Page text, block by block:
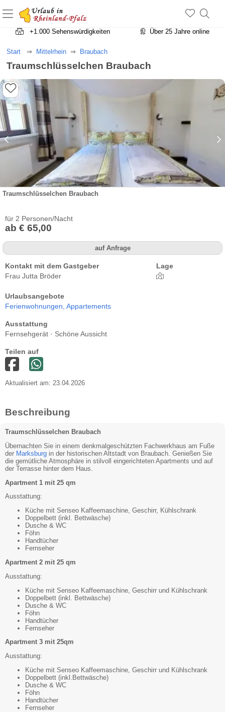
+1.500 Unterkünfte in Rheinland-Pfalz
+1.000 Sehenswürdigkeiten
Über 25 Jahre online
Start Mittelrhein Braubach
Traumschlüsselchen Braubach
Traumschlüsselchen Braubach
für 2 Personen/Nacht
ab € 65,00
auf Anfrage
Kontakt mit dem Gastgeber
Frau Jutta Bröder
Lage
Urlaubsangebote
Ferienwohnungen, Appartements
Ausstattung
Fernsehgerät · Schöne Aussicht
Teilen auf
Aktualisiert am: 23.04.2026
Beschreibung
Traumschlüsselchen Braubach
Übernachten Sie in einem denkmalgeschützten Fachwerkhaus am Fuße
der Marksburg in der historischen Altstadt von Braubach. Genießen Sie
die gemütliche Atmosphäre in stilvoll eingerichteten Apartments und auf
der Terrasse hinter dem Haus.
Apartment 1 mit 25 qm
Ausstattung:
Küche mit Senseo Kaffeemaschine, Geschirr, Kühlschrank
Doppelbett (inkl. Bettwäsche)
Dusche & WC
Föhn
Handtücher
Fernseher
Apartment 2 mit 25 qm
Ausstattung:
Küche mit Senseo Kaffeemaschine, Geschirr und Kühlschrank
Doppelbett (inkl. Bettwäsche)
Dusche & WC
Föhn
Handtücher
Fernseher
Apartment 3 mit 25qm
Ausstattung:
Küche mit Senseo Kaffeemaschine, Geschirr und Kühlschrank
Doppelbett (inkl.Bettwäsche)
Dusche & WC
Föhn
Handtücher
Fernseher